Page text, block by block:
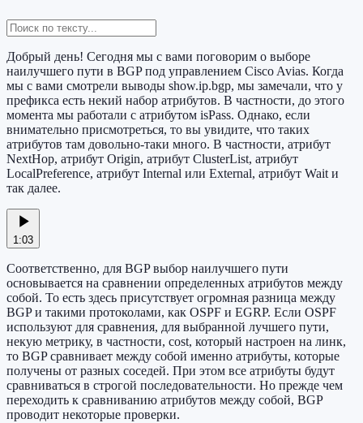
Добрый день! Сегодня мы с вами поговорим о выборе
наилучшего пути в BGP под управлением Cisco Avias. Когда
мы с вами смотрели выводы show.ip.bgp, мы замечали, что у
префикса есть некий набор атрибутов. В частности, до этого
момента мы работали с атрибутом isPass. Однако, если
внимательно присмотреться, то вы увидите, что таких
атрибутов там довольно-таки много. В частности, атрибут
NextHop, атрибут Origin, атрибут ClusterList, атрибут
LocalPreference, атрибут Internal или External, атрибут Wait и
так далее.
1:03
Соответственно, для BGP выбор наилучшего пути
основывается на сравнении определенных атрибутов между
собой. То есть здесь присутствует огромная разница между
BGP и такими протоколами, как OSPF и EGRP. Если OSPF
используют для сравнения, для выбранной лучшего пути,
некую метрику, в частности, cost, который настроен на линк,
то BGP сравнивает между собой именно атрибуты, которые
получены от разных соседей. При этом все атрибуты будут
сравниваться в строгой последовательности. Но прежде чем
переходить к сравниванию атрибутов между собой, BGP
проводит некоторые проверки.